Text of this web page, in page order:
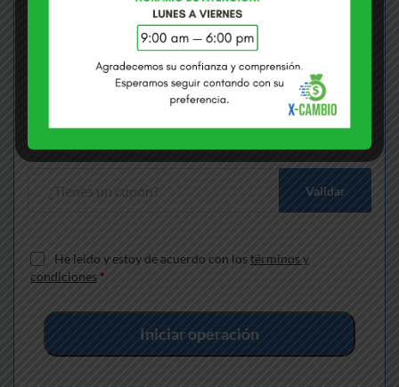
Dólares
Gana S/170.59más que cambiando en bancos
Validar
He leído y estoy de acuerdo con lostérminos y
condiciones*
Iniciar operación